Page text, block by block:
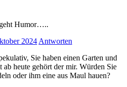
Humor…..
2024 Antworten
Sie haben einen Garten und
ab heute gehört der mir. Würden Sie
oder ihm eine aus Maul hauen?